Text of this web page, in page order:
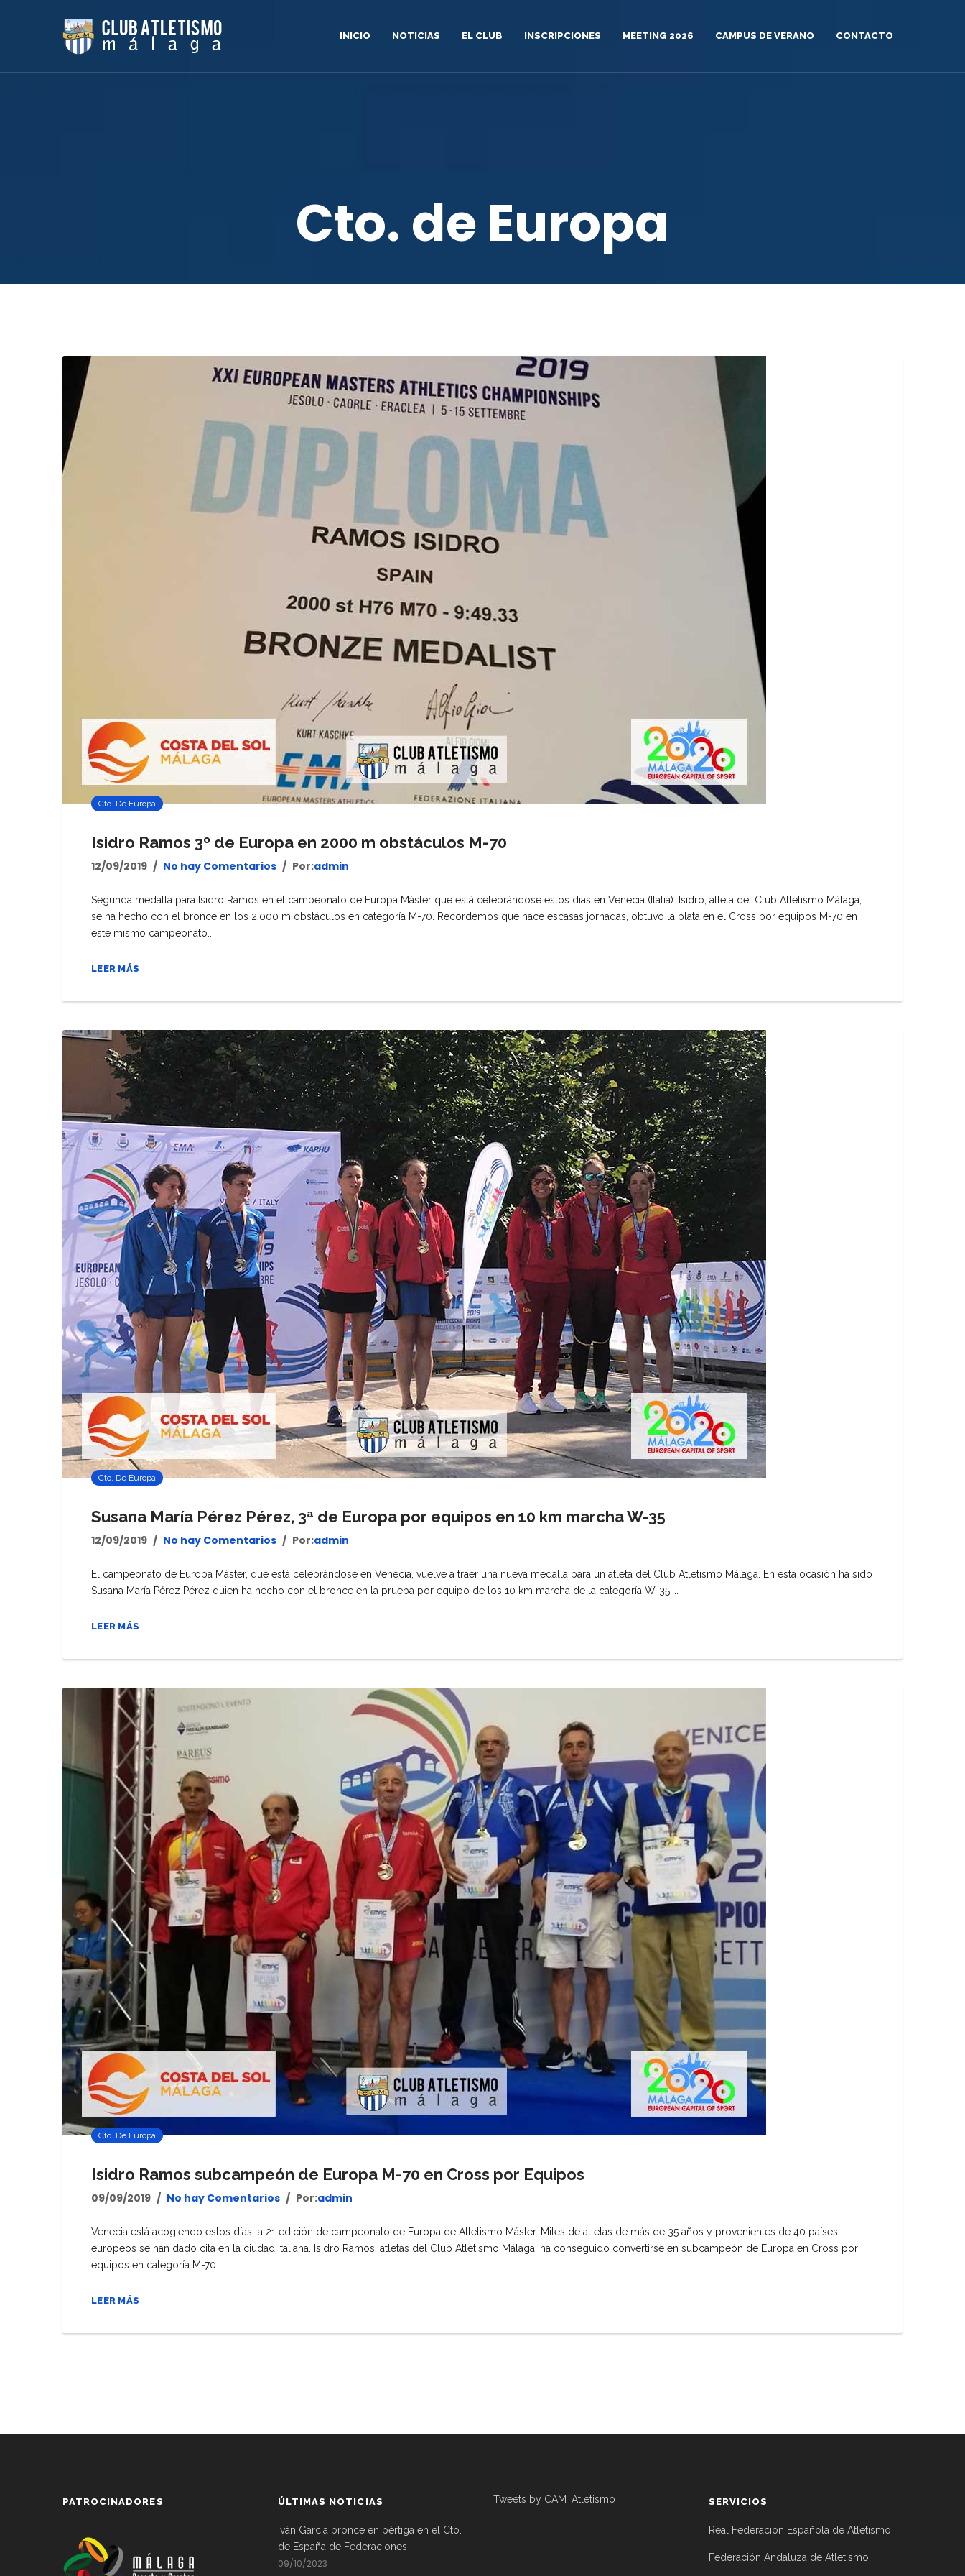
INICIO NOTICIAS EL CLUB INSCRIPCIONES MEETING 2026 CAMPUS DE VERANO CONTACTO
Cto. de Europa
Cto. De Europa
Isidro Ramos 3º de Europa en 2000 m obstáculos M-70
12/09/2019 No hay Comentarios Por:admin
Segunda medalla para Isidro Ramos en el campeonato de Europa Máster que está celebrándose estos dias en Venecia (Italia). Isidro, atleta del Club Atletismo Málaga,
se ha hecho con el bronce en los 2.000 m obstáculos en categoría M-70. Recordemos que hace escasas jornadas, obtuvo la plata en el Cross por equipos M-70 en
este mismo campeonato....
LEER MÁS
Cto. De Europa
Susana María Pérez Pérez, 3ª de Europa por equipos en 10 km marcha W-35
12/09/2019 No hay Comentarios Por:admin
El campeonato de Europa Máster, que está celebrándose en Venecia, vuelve a traer una nueva medalla para un atleta del Club Atletismo Málaga. En esta ocasión ha sido
Susana María Pérez Pérez quien ha hecho con el bronce en la prueba por equipo de los 10 km marcha de la categoría W-35....
LEER MÁS
Cto. De Europa
Isidro Ramos subcampeón de Europa M-70 en Cross por Equipos
09/09/2019 No hay Comentarios Por:admin
Venecia está acogiendo estos días la 21 edición de campeonato de Europa de Atletismo Máster. Miles de atletas de más de 35 años y provenientes de 40 países
europeos se han dado cita en la ciudad italiana. Isidro Ramos, atletas del Club Atletismo Málaga, ha conseguido convertirse en subcampeón de Europa en Cross por
equipos en categoría M-70...
LEER MÁS
PATROCINADORES ÚLTIMAS NOTICIAS
Iván García bronce en pértiga en el Cto.
de España de Federaciones
09/10/2023
Tweets by CAM_Atletismo SERVICIOS
Real Federación Española de Atletismo
Federación Andaluza de Atletismo